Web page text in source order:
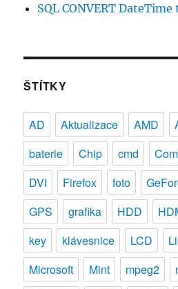
SQL CONVERT DateTime
ŠTÍTKY
AD Aktualizace AMD
baterie
Chip cmd
DVI
Firefox foto
GPS
grafika HDD
key
klávesnice LCD
Microsoft
Mint mpeg2